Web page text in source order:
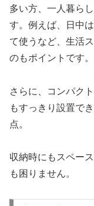
多い方、一人暮ら
す。例えば、日中
て使うなど、生活
のもポイントです。
さらに、コンパク
もすっきり設置で
点。
収納時にもスペー
も困りません。